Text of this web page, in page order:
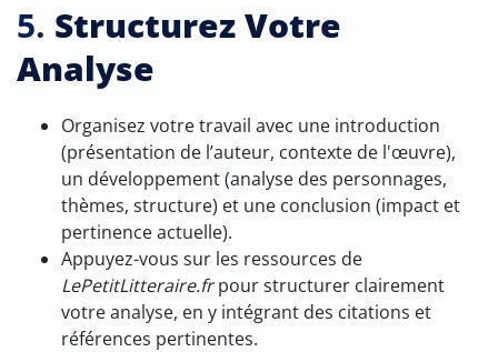
5. Structurez Votre
Analyse
Organisez votre travail avec une introduction
(présentation de l’auteur, contexte de l'œuvre),
un développement (analyse des personnages,
thèmes, structure) et une conclusion (impact et
pertinence actuelle).
Appuyez-vous sur les ressources de
LePetitLitteraire.frpour structurer clairement
votre analyse, en y intégrant des citations et
références pertinentes.